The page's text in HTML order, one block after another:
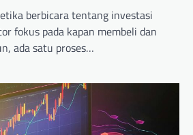
berbicara tentang investasi
fokus pada kapan membeli dan
ada satu proses…